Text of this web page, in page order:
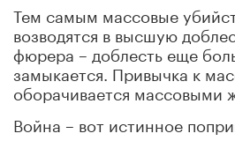
Тем самым массовые
возводятся в высшую
фюрера – доблесть еще
замыкается. Привычка к
оборачивается массовыми
Война – вот истинное